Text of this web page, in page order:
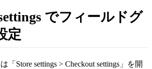
でフィールドグ
定
「Store settings > Checkout settings」を開